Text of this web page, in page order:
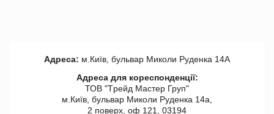
Адреса: м.Київ, бульвар Миколи Руденка 14А
Адреса для кореспонденції:
ТОВ "Tрейд Мастер Груп"
м.Київ, бульвар Миколи Руденка 14а,
2 поверх, оф 121, 03194